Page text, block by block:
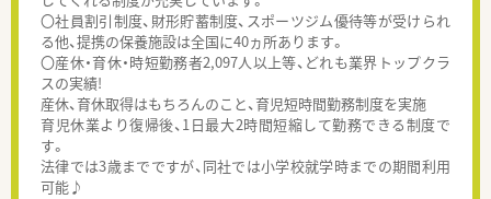
〇社員割引制度、財形貯蓄制度、スポーツジム優待等が受けられ
る他、提携の保養施設は全国に40ヵ所あります。
〇産休・育休・時短勤務者2,097人以上等、どれも業界トップクラ
スの実績!
産休、育休取得はもちろんのこと、育児短時間勤務制度を実施
育児休業より復帰後、1日最大2時間短縮して勤務できる制度で
す。
法律では3歳までですが、同社では小学校就学時までの期間利用
可能♪